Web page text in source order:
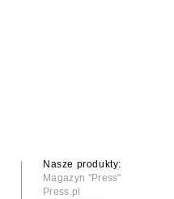
Nasze produkty:
Magazyn "Press"
Press.pl